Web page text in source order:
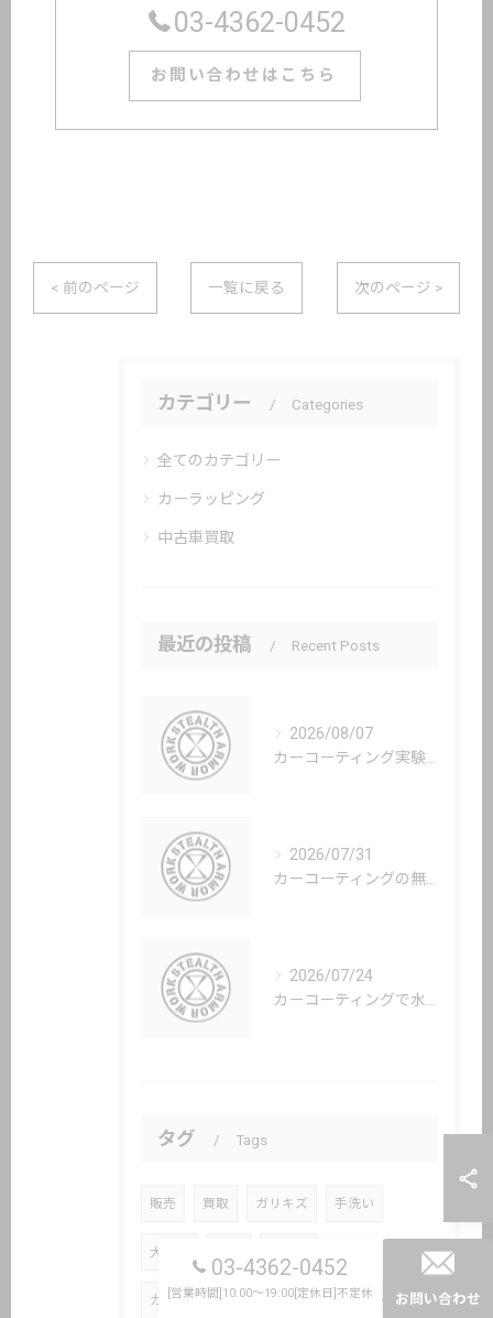
03-4362-0452
お問い合わせはこちら
< 前のページ 一覧に戻る 次のページ >
カテゴリー Categories
全てのカテゴリー
カーラッピング
中古車買取
最近の投稿 Recent Posts
2026/08/07
2026/07/31
2026/07/24
タグ Tags
販売 買取 ガリキズ 手洗い
大鳥居
カーコーティング ガラスコーティング
03-4362-0452
[営業時間]10:00～19:00[定休日]不定休 お問い合わせ